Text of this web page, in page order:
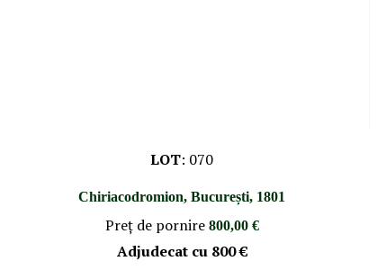
LOT: 070
Chiriacodromion, București, 1801
Preţ de pornire 800,00 €
Adjudecat cu 800 €